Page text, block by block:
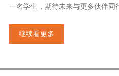
一名学生，期待未来与更多伙伴同
继续看更多